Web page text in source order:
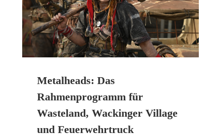
Metalheads: Das
Rahmenprogramm für
Wasteland, Wackinger Village
und Feuerwehrtruck